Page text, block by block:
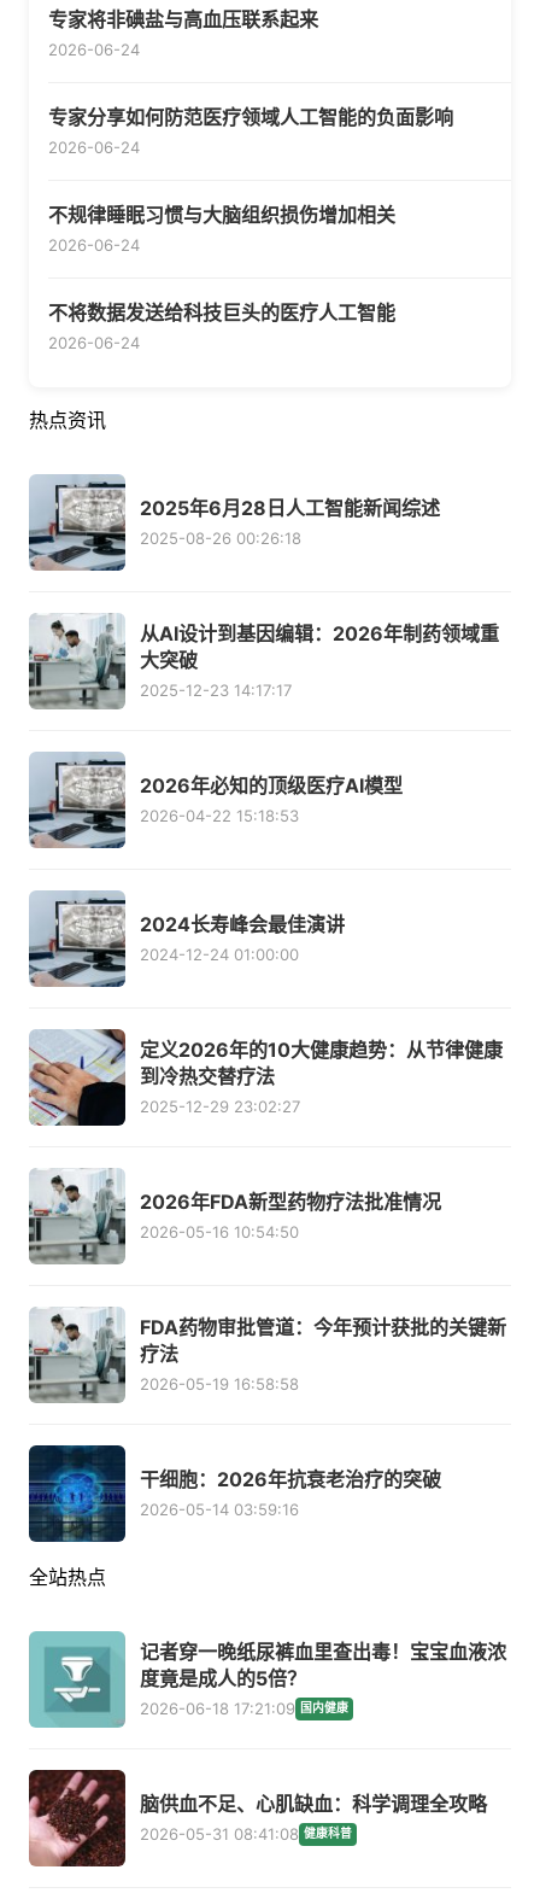
专家将非碘盐与高血压联系起来
2026-06-24
专家分享如何防范医疗领域人工智能的负面影响
2026-06-24
不规律睡眠习惯与大脑组织损伤增加相关
2026-06-24
不将数据发送给科技巨头的医疗人工智能
2026-06-24
热点资讯
2025年6月28日人工智能新闻综述
2025-08-26 00:26:18
从AI设计到基因编辑：2026年制药领域重
大突破
2025-12-23 14:17:17
2026年必知的顶级医疗AI模型
2026-04-22 15:18:53
2024长寿峰会最佳演讲
2024-12-24 01:00:00
定义2026年的10大健康趋势：从节律健康
到冷热交替疗法
2025-12-29 23:02:27
2026年FDA新型药物疗法批准情况
2026-05-16 10:54:50
FDA药物审批管道：今年预计获批的关键新
疗法
2026-05-19 16:58:58
干细胞：2026年抗衰老治疗的突破
2026-05-14 03:59:16
全站热点
记者穿一晚纸尿裤血里查出毒！宝宝血液浓
度竟是成人的5倍？
2026-06-18 17:21:09 国内健康
脑供血不足、心肌缺血：科学调理全攻略
2026-05-31 08:41:08 健康科普